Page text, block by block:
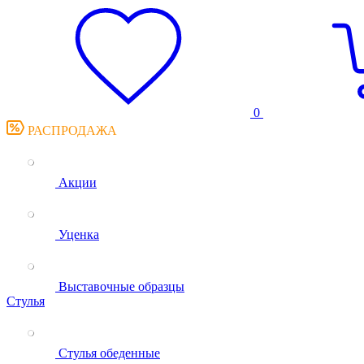
0
РАСПРОДАЖА
Акции
Уценка
Выставочные образцы
Стулья
Стулья обеденные